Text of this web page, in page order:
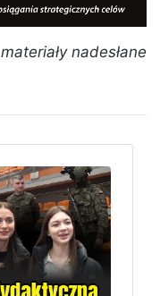
materiały nadesłane